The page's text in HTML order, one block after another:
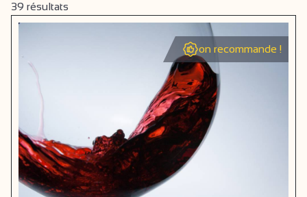
39 résultats
on recommande !